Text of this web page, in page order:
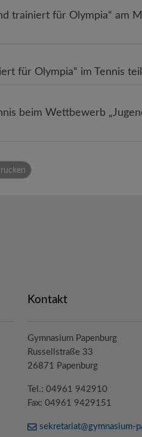
trainiert für Olympia“ am
für Olympia“ im Tennis
beim Wettbewerb
Kontakt
Gymnasium Papenburg
Russellstraße 33
26871 Papenburg
Tel.: 04961 942910
Fax: 04961 9429151
sekretariat@gymnasium-